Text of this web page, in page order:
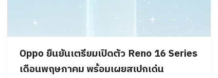
Oppo ยืนยันเตรียมเปิดตัว Reno 16 Series
เดือนพฤษภาคม พร้อมเผยสเปกเด่น